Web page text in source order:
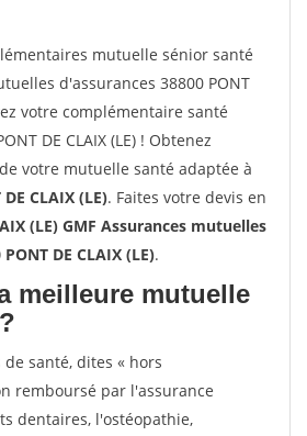
mutuelle sénior santé
d'assurances 38800 PONT
votre complémentaire santé
DE CLAIX (LE) ! Obtenez
votre mutuelle santé adaptée à
DE CLAIX (LE). Faites votre devis en
(LE) GMF Assurances mutuelles
DE CLAIX (LE).
meilleure mutuelle
santé, dites « hors
remboursé par l'assurance
dentaires, l'ostéopathie,